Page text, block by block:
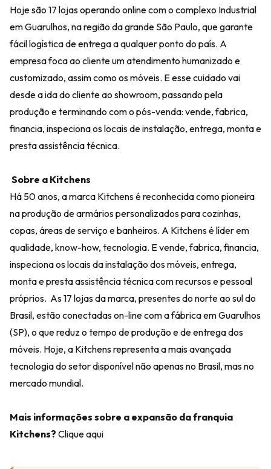
Hoje são 17 lojas operando online com o complexo Industrial
em Guarulhos, na região da grande São Paulo, que garante
fácil logística de entrega a qualquer ponto do país. A
empresa foca ao cliente um atendimento humanizado e
customizado, assim como os móveis. E esse cuidado vai
desde a ida do cliente ao showroom, passando pela
produção e terminando com o pós-venda: vende, fabrica,
financia, inspeciona os locais de instalação, entrega, monta e
presta assistência técnica.
Sobre a Kitchens
Há 50 anos, a marca Kitchens é reconhecida como pioneira
na produção de armários personalizados para cozinhas,
copas, áreas de serviço e banheiros. A Kitchens é líder em
qualidade, know-how, tecnologia. E vende, fabrica, financia,
inspeciona os locais da instalação dos móveis, entrega,
monta e presta assistência técnica com recursos e pessoal
próprios. As 17 lojas da marca, presentes do norte ao sul do
Brasil, estão conectadas on-line com a fábrica em Guarulhos
(SP), o que reduz o tempo de produção e de entrega dos
móveis. Hoje, a Kitchens representa a mais avançada
tecnologia do setor disponível não apenas no Brasil, mas no
mercado mundial.
Mais informações sobre a expansão da franquia
Kitchens? Cliqueaqui